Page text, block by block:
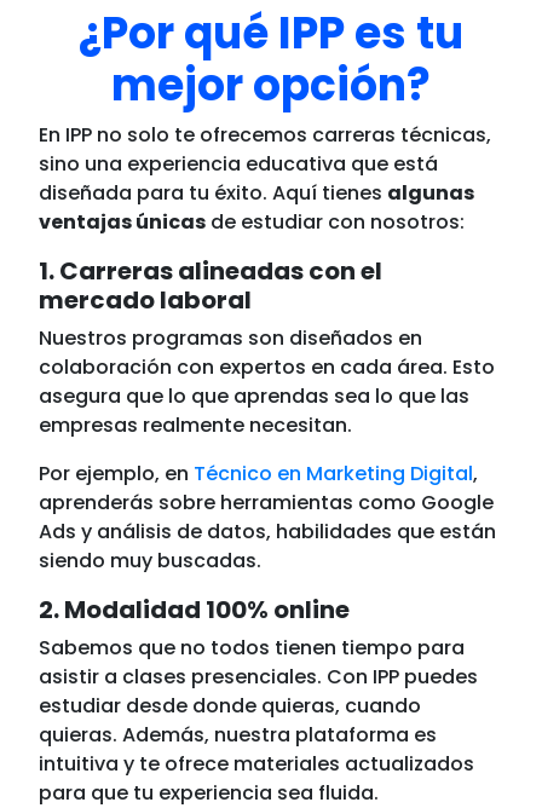
¿Por qué IPP es tu
mejor opción?
En IPP no solo te ofrecemos carreras técnicas,
sino una experiencia educativa que está
diseñada para tu éxito. Aquí tienes algunas
ventajas únicas de estudiar con nosotros:
1. Carreras alineadas con el
mercado laboral
Nuestros programas son diseñados en
colaboración con expertos en cada área. Esto
asegura que lo que aprendas sea lo que las
empresas realmente necesitan.
Por ejemplo, en Técnico en Marketing Digital,
aprenderás sobre herramientas como Google
Ads y análisis de datos, habilidades que están
siendo muy buscadas.
2. Modalidad 100% online
Sabemos que no todos tienen tiempo para
asistir a clases presenciales. Con IPP puedes
estudiar desde donde quieras, cuando
quieras. Además, nuestra plataforma es
intuitiva y te ofrece materiales actualizados
para que tu experiencia sea fluida.